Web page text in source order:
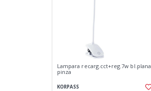
Lampara recarg.cct+reg.7w bl.plana
pinza
KORPASS